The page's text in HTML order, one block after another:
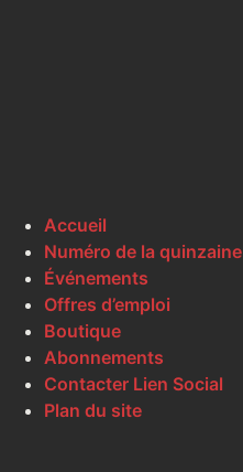
Accueil
Numéro de la quinzaine
Événements
Offres d’emploi
Boutique
Abonnements
Contacter Lien Social
Plan du site